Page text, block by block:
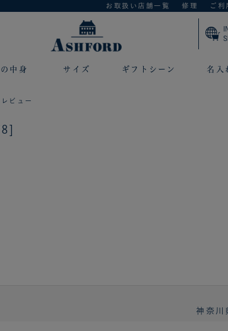
お取扱い店舗一覧 修理 ご利
中身 サイズ ギフトシーン 名入
ビュー
神奈